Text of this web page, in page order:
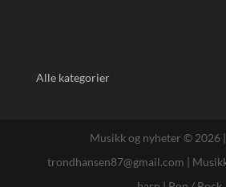
Alle kategorier
Musikk og nyheter © 2026 |
trondhansen87@gmail.com |